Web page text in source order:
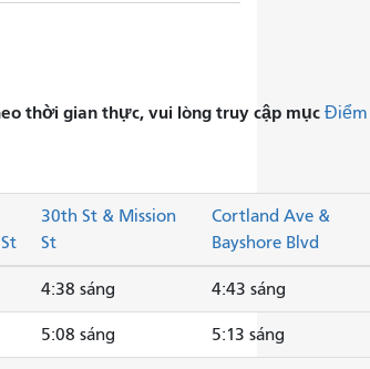
thời gian thực, vui lòng truy cập mục
30th St & Mission
St
Cortland Ave &
Bayshore Blvd
4:38 sáng 4:43 sáng
5:08 sáng 5:13 sáng